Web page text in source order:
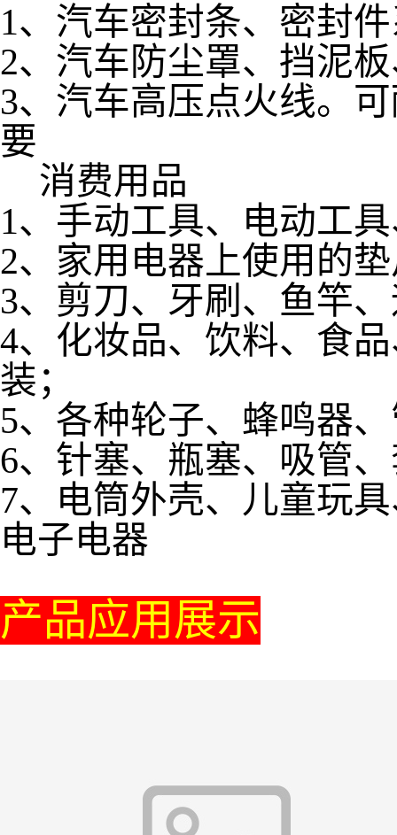
1、汽车密封条、密封
2、汽车防尘罩、挡泥
3、汽车高压点火线。
要
消费用品
1、手动工具、电动工
2、家用电器上使用的
3、剪刀、牙刷、鱼竿
4、化妆品、饮料、食
装；
5、各种轮子、蜂鸣器
6、针塞、瓶塞、吸管
7、电筒外壳、儿童玩
电子电器
产品应用展示